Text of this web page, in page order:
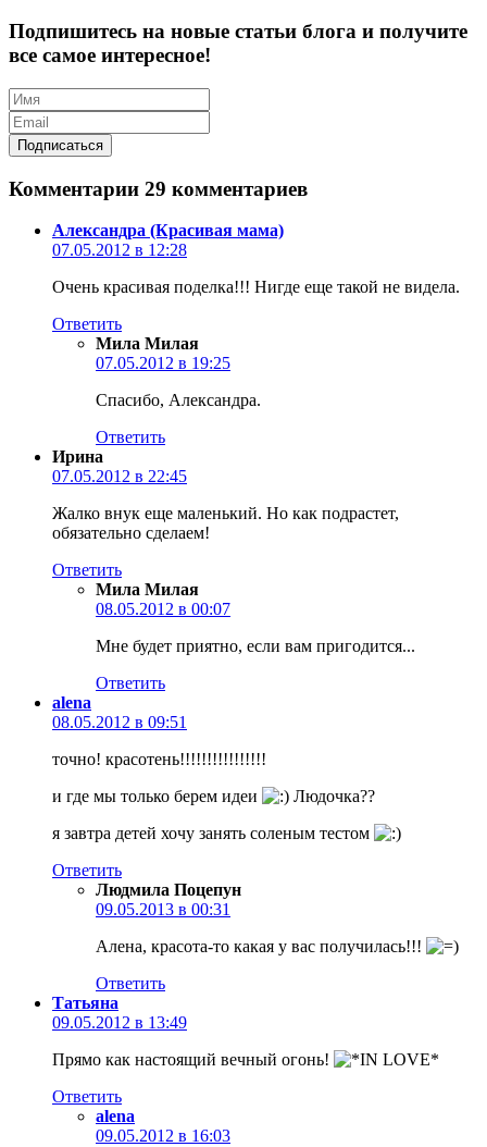
Подпишитесь на новые статьи блога и получите
все самое интересное!
Комментарии 29 комментариев
Александра (Красивая мама)
07.05.2012 в 12:28
Очень красивая поделка!!! Нигде еще такой не видела.
Ответить
Мила Милая
07.05.2012 в 19:25
Спасибо, Александра.
Ответить
Ирина
07.05.2012 в 22:45
Жалко внук еще маленький. Но как подрастет,
обязательно сделаем!
Ответить
Мила Милая
08.05.2012 в 00:07
Мне будет приятно, если вам пригодится...
Ответить
alena
08.05.2012 в 09:51
точно! красотень!!!!!!!!!!!!!!!!
и где мы только берем идеи
Людочка??
я завтра детей хочу занять соленым тестом
Ответить
Людмила Поцепун
09.05.2013 в 00:31
Алена, красота-то какая у вас получилась!!!
Ответить
Татьяна
09.05.2012 в 13:49
Прямо как настоящий вечный огонь!
Ответить
alena
09.05.2012 в 16:03